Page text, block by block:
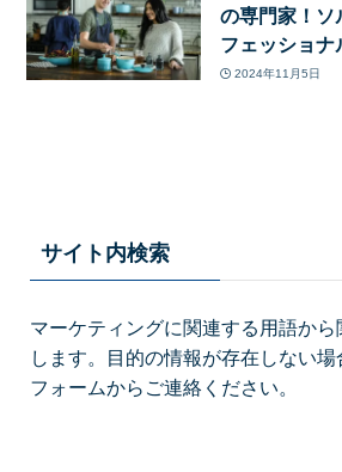
の専門家！ソ
フェッショナ
2024年11月5日
サイト内検索
マーケティングに関連する用語か
します。目的の情報が存在しない
フォームからご連絡ください。